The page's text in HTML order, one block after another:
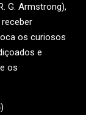
G. Armstrong),
os curiosos
e
os